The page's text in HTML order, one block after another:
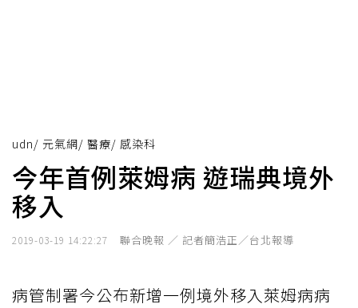
udn/ 元氣網/ 醫療/ 感染科
今年首例萊姆病 遊瑞典境外
移入
2019-03-19 14:22:27 聯合晚報 ／ 記者簡浩正／台北報導
病管制署今公布新增一例境外移入萊姆病病